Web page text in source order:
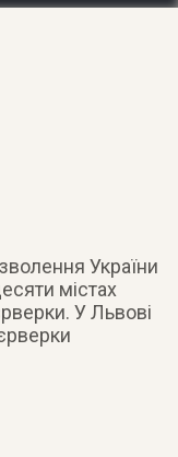
України
містах
У Львові